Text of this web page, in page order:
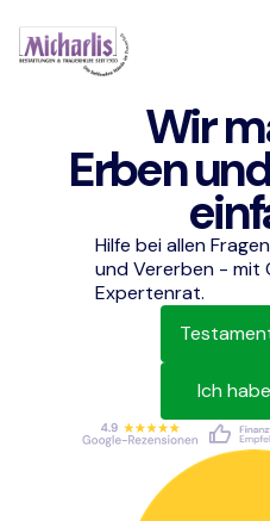
Wir
Erben
Hilfe bei allen
und Vererben - mit
Expertenrat.
Ich